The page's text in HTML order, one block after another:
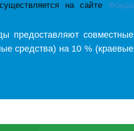
на сайте Фонда
предоставляют совместные
средства) на 10 % (краевые